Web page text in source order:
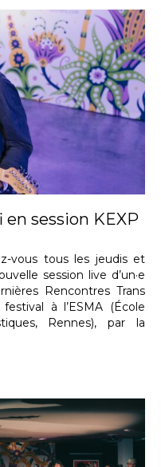
en session KEXP
vous tous les jeudis et
session live d’un·e
Rencontres Trans
à l’ESMA (École
Rennes), par la